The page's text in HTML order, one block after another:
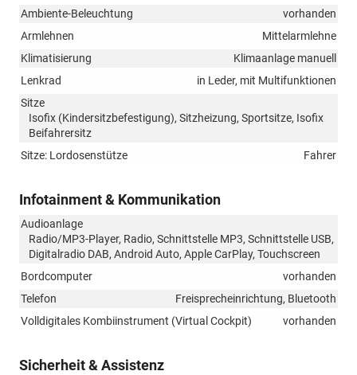
Ambiente-Beleuchtung
vorhanden
Armlehnen
Mittelarmlehne
Klimatisierung
Klimaanlage manuell
Lenkrad
in Leder, mit Multifunktionen
Sitze
Isofix (Kindersitzbefestigung), Sitzheizung, Sportsitze, Isofix
Beifahrersitz
Sitze: Lordosenstütze
Fahrer
Infotainment & Kommunikation
Audioanlage
Radio/MP3-Player, Radio, Schnittstelle MP3, Schnittstelle USB,
Digitalradio DAB, Android Auto, Apple CarPlay, Touchscreen
Bordcomputer
vorhanden
Telefon
Freisprecheinrichtung, Bluetooth
Volldigitales Kombiinstrument (Virtual Cockpit)
vorhanden
Sicherheit & Assistenz